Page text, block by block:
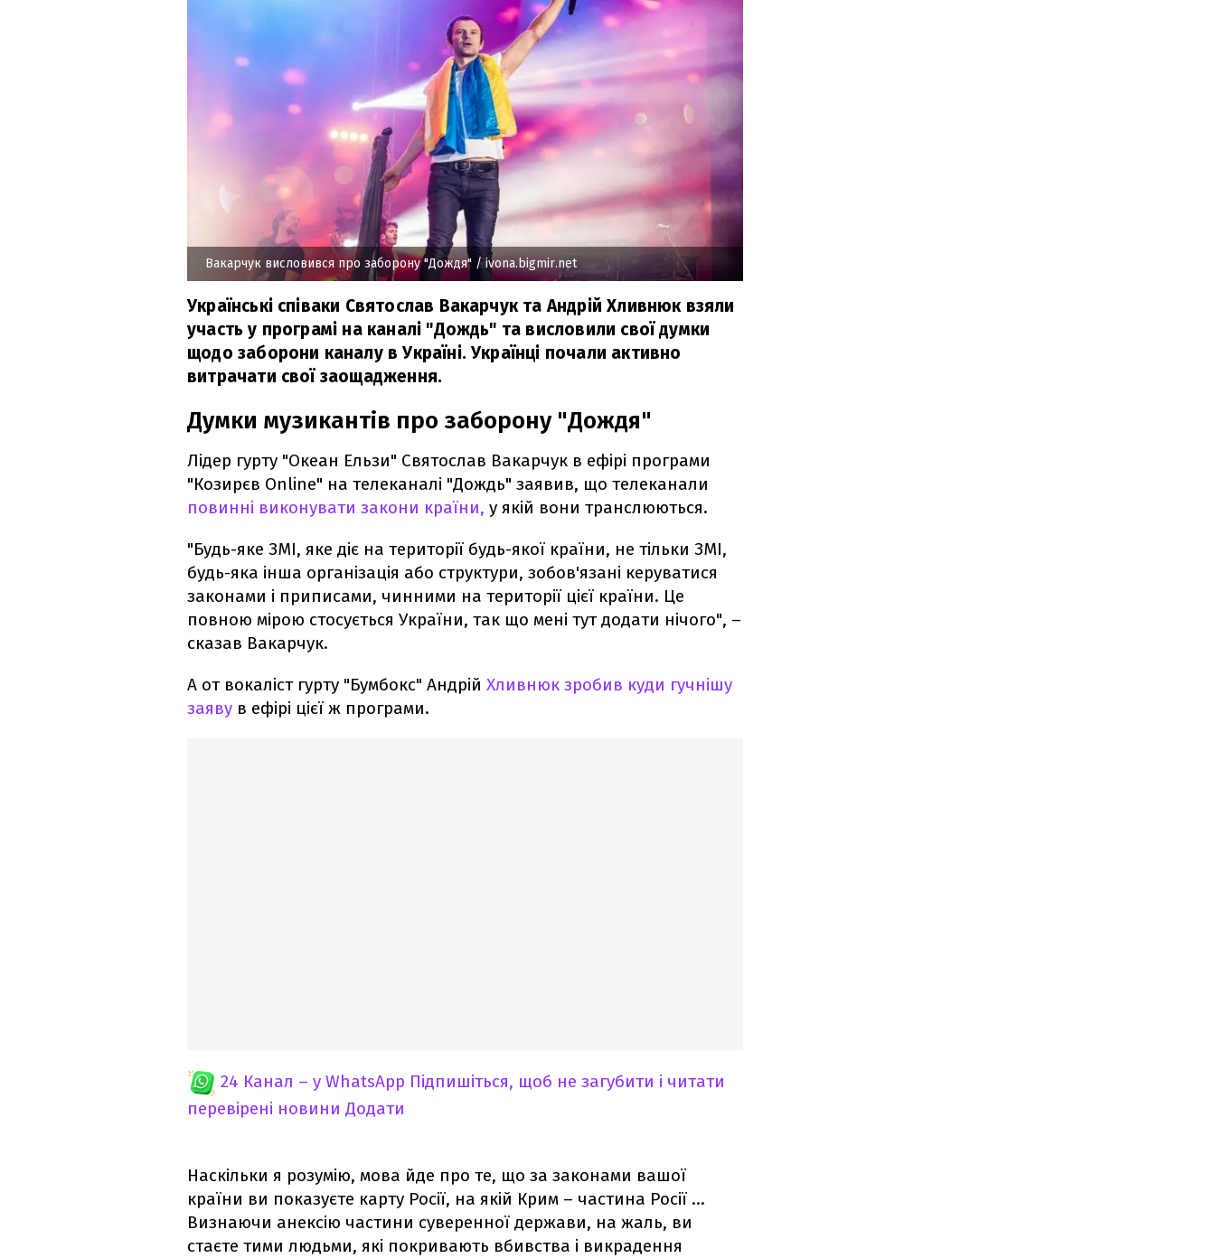
Вакарчук висловився про заборону "Дождя" / ivona.bigmir.net
Українські співаки Святослав Вакарчук та Андрій Хливнюк взяли
участь у програмі на каналі "Дождь" та висловили свої думки
щодо заборони каналу в Україні. Українці почали активно
витрачати свої заощадження.
Думки музикантів про заборону "Дождя"
Лідер гурту "Океан Ельзи" Святослав Вакарчук в ефірі програми
"Козирєв Online" на телеканалі "Дождь" заявив, що телеканали
повинні виконувати закони країни, у якій вони транслюються.
"Будь-яке ЗМІ, яке діє на території будь-якої країни, не тільки ЗМІ,
будь-яка інша організація або структури, зобов'язані керуватися
законами і приписами, чинними на території цієї країни. Це
повною мірою стосується України, так що мені тут додати нічого", –
сказав Вакарчук.
А от вокаліст гурту "Бумбокс" Андрій Хливнюк зробив куди гучнішу
заяву в ефірі цієї ж програми.
24 Канал – у WhatsApp Підпишіться, щоб не загубити і читати
перевірені новини Додати
Наскільки я розумію, мова йде про те, що за законами вашої
країни ви показуєте карту Росії, на якій Крим – частина Росії ...
Визнаючи анексію частини суверенної держави, на жаль, ви
стаєте тими людьми, які покривають вбивства і викрадення